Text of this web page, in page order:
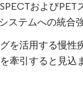
および
ステムへの統合
を活用する慢
牽引すると見